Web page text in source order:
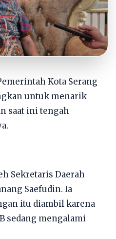
Kota Serang
untuk menarik
saat ini tengah
Sekretaris Daerah
Saefudin. Ia
itu diambil karena
sedang mengalami